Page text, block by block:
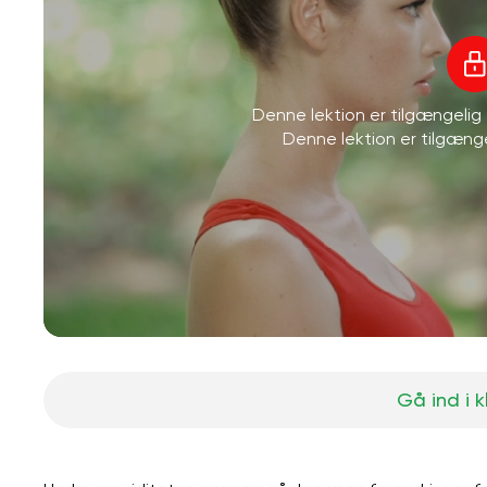
Denne lektion er tilgængelig
Denne lektion er
Gå ind i